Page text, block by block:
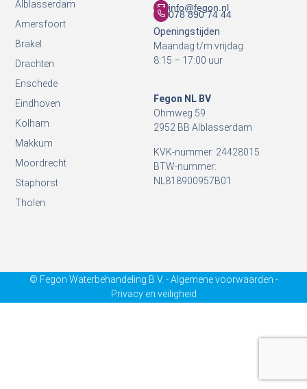
info@fegon.nl
078 890 74 44
Openingstijden
Maandag t/m vrijdag
8:15 – 17:00 uur
Fegon NL BV
Ohmweg 59
2952 BB Alblasserdam
KVK-nummer: 24428015
BTW-nummer:
NL818900957B01
Alblasserdam
Amersfoort
Brakel
Drachten
Enschede
Eindhoven
Kolham
Makkum
Moordrecht
Staphorst
Tholen
© Fegon Waterbehandeling B.V. - Algemene voorwaarden -
Privacy en veiligheid